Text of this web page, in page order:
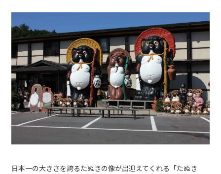
日本一の大きさを誇るたぬきの像が出迎えてくれる「たぬき